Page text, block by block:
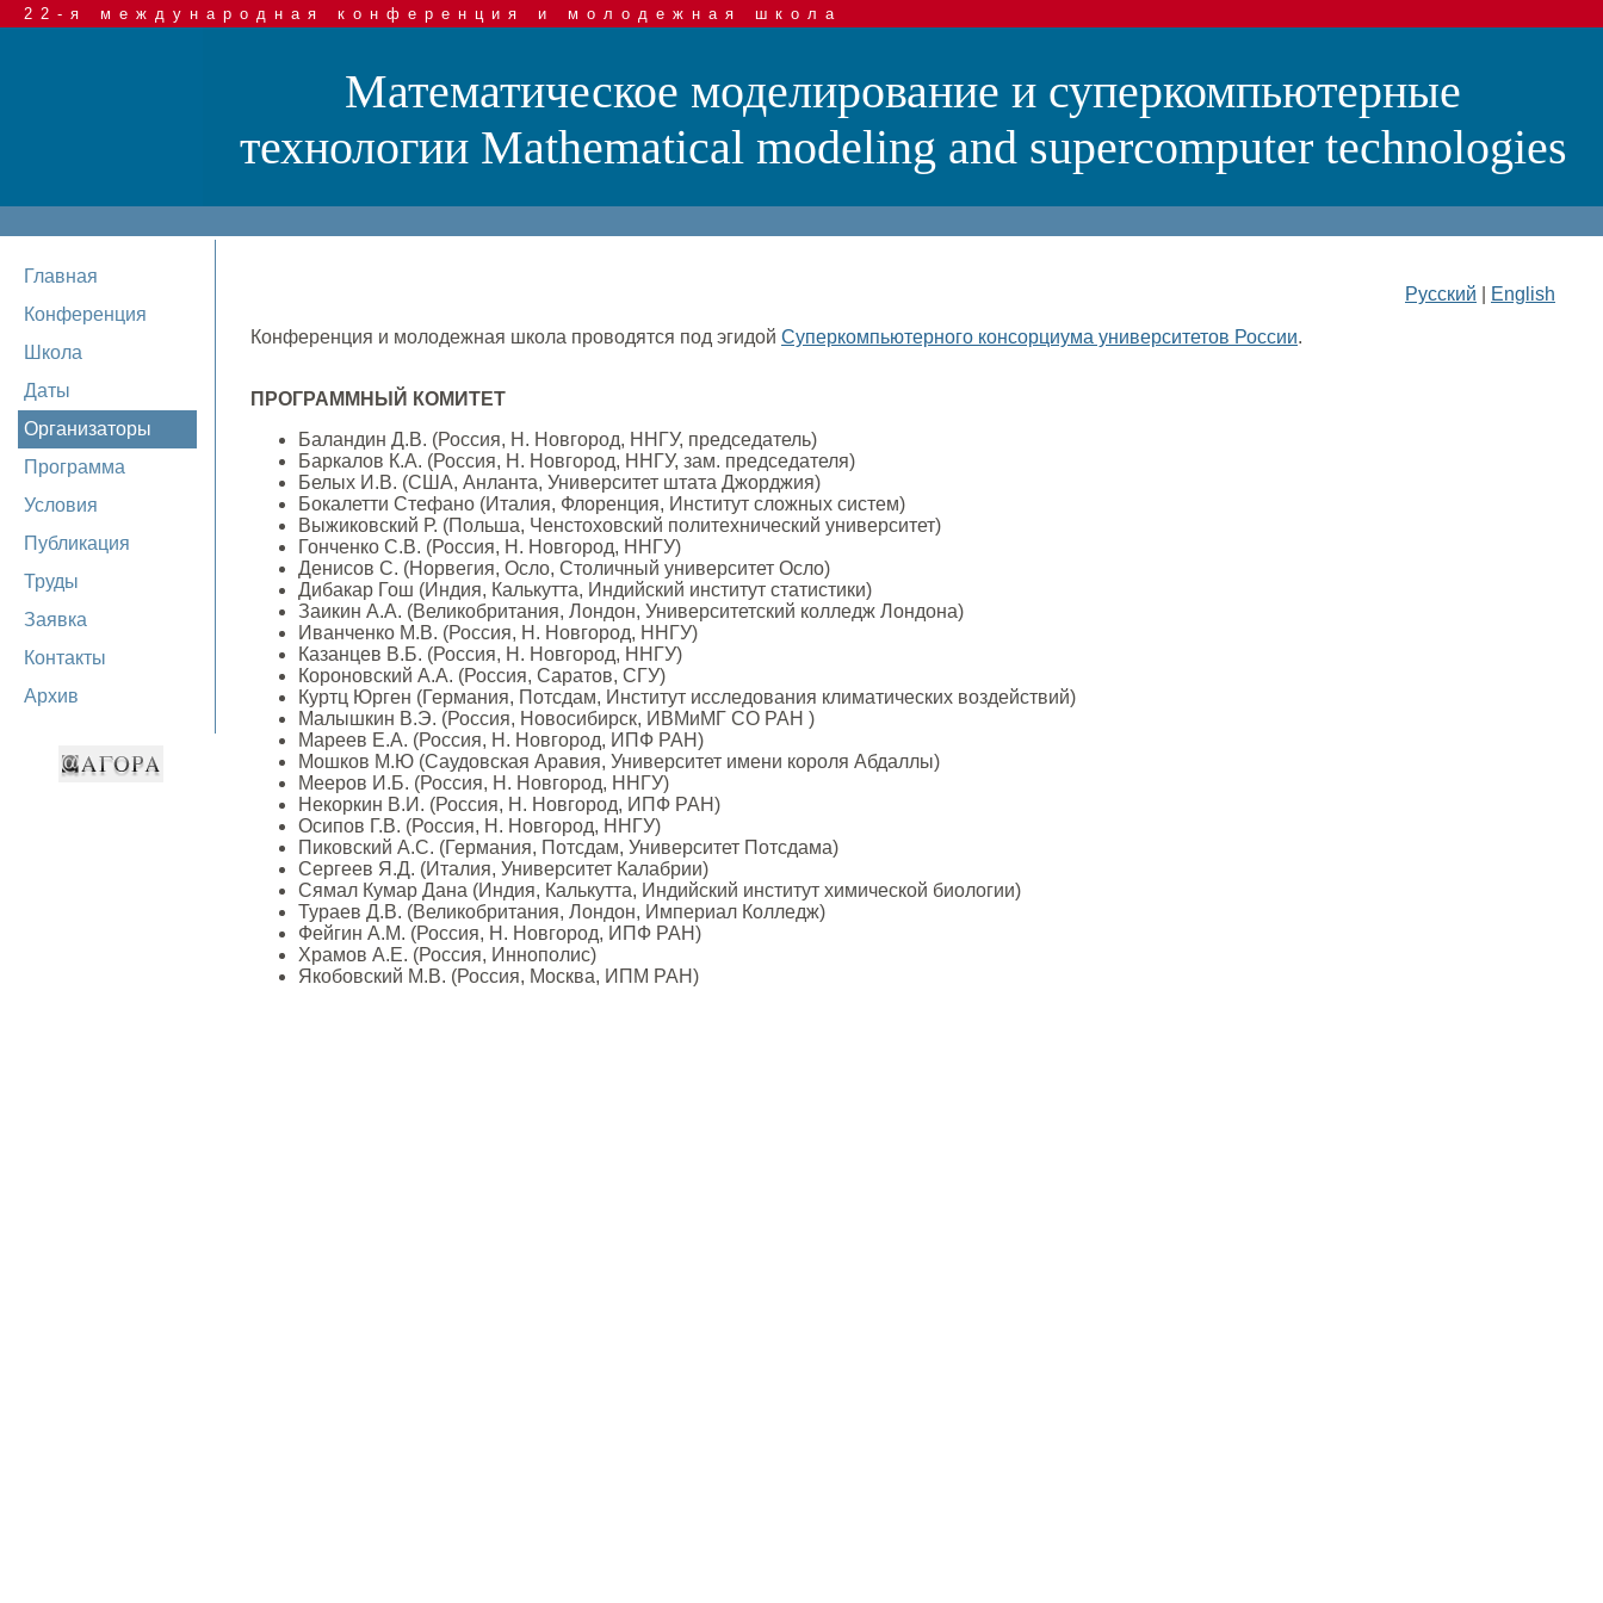
22-я международная конференция и молодежная школа
Математическое моделирование и суперкомпьютерные
технологии Mathematical modeling and supercomputer technologies
Главная
Конференция
Школа
Даты
Организаторы
Программа
Условия
Публикация
Труды
Заявка
Контакты
Архив
Русский English
Конференция и молодежная школа проводятся под эгидой Суперкомпьютерного консорциума университетов России.
ПРОГРАММНЫЙ КОМИТЕТ
Баландин Д.В. (Россия, Н. Новгород, ННГУ, председатель)
Баркалов К.А. (Россия, Н. Новгород, ННГУ, зам. председателя)
Белых И.В. (США, Анланта, Университет штата Джорджия)
Бокалетти Стефано (Италия, Флоренция, Институт сложных систем)
Выжиковский Р. (Польша, Ченстоховский политехнический университет)
Гонченко С.В. (Россия, Н. Новгород, ННГУ)
Денисов С. (Норвегия, Осло, Столичный университет Осло)
Дибакар Гош (Индия, Калькутта, Индийский институт статистики)
Заикин А.А. (Великобритания, Лондон, Университетский колледж Лондона)
Иванченко М.В. (Россия, Н. Новгород, ННГУ)
Казанцев В.Б. (Россия, Н. Новгород, ННГУ)
Короновский А.А. (Россия, Саратов, СГУ)
Куртц Юрген (Германия, Потсдам, Институт исследования климатических воздействий)
Малышкин В.Э. (Россия, Новосибирск, ИВМиМГ СО РАН )
Мареев Е.А. (Россия, Н. Новгород, ИПФ РАН)
Мошков М.Ю (Саудовская Аравия, Университет имени короля Абдаллы)
Мееров И.Б. (Россия, Н. Новгород, ННГУ)
Некоркин В.И. (Россия, Н. Новгород, ИПФ РАН)
Осипов Г.В. (Россия, Н. Новгород, ННГУ)
Пиковский А.С. (Германия, Потсдам, Университет Потсдама)
Сергеев Я.Д. (Италия, Университет Калабрии)
Сямал Кумар Дана (Индия, Калькутта, Индийский институт химической биологии)
Тураев Д.В. (Великобритания, Лондон, Империал Колледж)
Фейгин А.М. (Россия, Н. Новгород, ИПФ РАН)
Храмов А.Е. (Россия, Иннополис)
Якобовский М.В. (Россия, Москва, ИПМ РАН)